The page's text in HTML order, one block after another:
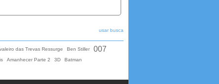
usar busca
das Trevas Ressurge Ben Stiller 007
Amanhecer Parte 2 3D Batman